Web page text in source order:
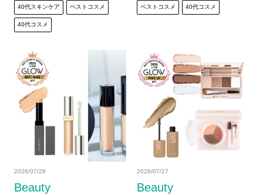
40代スキンケア ベストコスメ
40代コスメ
ベストコスメ 40代コスメ
Beauty
2026/07/28
Beauty
2026/07/27